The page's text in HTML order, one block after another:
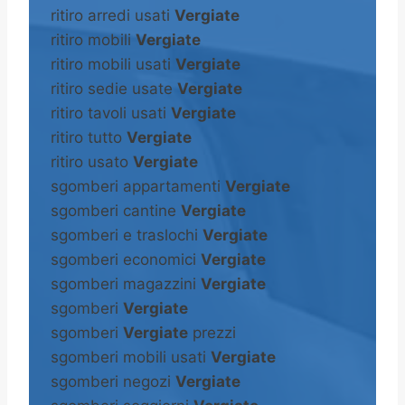
ritiro arredi usati Vergiate
ritiro mobili Vergiate
ritiro mobili usati Vergiate
ritiro sedie usate Vergiate
ritiro tavoli usati Vergiate
ritiro tutto Vergiate
ritiro usato Vergiate
sgomberi appartamenti Vergiate
sgomberi cantine Vergiate
sgomberi e traslochi Vergiate
sgomberi economici Vergiate
sgomberi magazzini Vergiate
sgomberi Vergiate
sgomberi Vergiate prezzi
sgomberi mobili usati Vergiate
sgomberi negozi Vergiate